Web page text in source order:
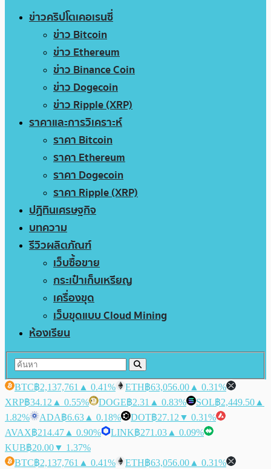
ข่าวคริปโตเคอเรนซี่
ข่าว Bitcoin
ข่าว Ethereum
ข่าว Binance Coin
ข่าว Dogecoin
ข่าว Ripple (XRP)
ราคาและการวิเคราะห์
ราคา Bitcoin
ราคา Ethereum
ราคา Dogecoin
ราคา Ripple (XRP)
ปฏิทินเศรษฐกิจ
บทความ
รีวิวผลิตภัณฑ์
เว็บซื้อขาย
กระเป๋าเก็บเหรียญ
เครื่องขุด
เว็บขุดแบบ Cloud Mining
ห้องเรียน
BTC฿2,137,761 ▲ 0.41% ETH฿63,056.00 ▲ 0.31%
XRP฿34.12 ▲ 0.55% DOGE฿2.31 ▲ 0.83% SOL฿2,449.50 ▲
1.82%
ADA฿6.63 ▲ 0.18% DOT฿27.12 ▼ 0.31%
AVAX฿214.47 ▲ 0.90% LINK฿271.03 ▲ 0.09%
KUB฿20.00▼ 1.37%
BTC฿2,137,761 ▲ 0.41% ETH฿63,056.00 ▲ 0.31%